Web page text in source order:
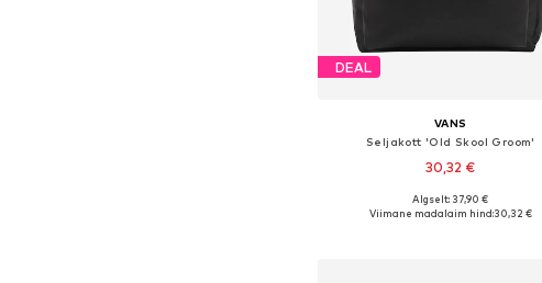
DEAL
VANS
Seljakott 'Old Skool Groom'
30,32 €
Saadaolevad suurused: One Size
Algselt: 37,90 €
Viimane madalaim hind:30,32 €